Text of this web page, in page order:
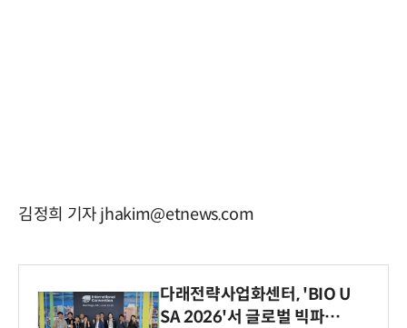
김정희 기자 jhakim@etnews.com
다래전략사업화센터, 'BIO U
SA 2026'서 글로벌 빅파마